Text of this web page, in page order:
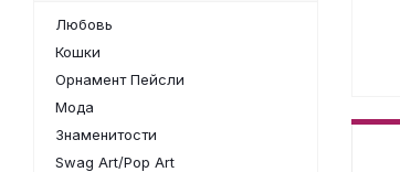
Любовь
Кошки
Орнамент Пейсли
Мода
Знаменитости
Swag Art/Pop Art